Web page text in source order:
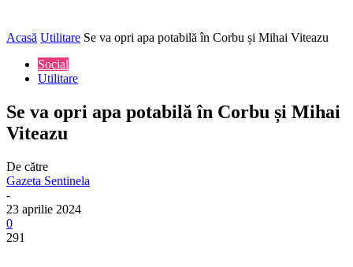
Acasă Utilitare Se va opri apa potabilă în Corbu și Mihai Viteazu
Social
Utilitare
Se va opri apa potabilă în Corbu și Mihai
Viteazu
De către
Gazeta Sentinela
-
23 aprilie 2024
0
291